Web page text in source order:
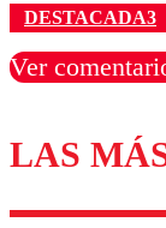
DESTACADA3
Ver
Los
LAS